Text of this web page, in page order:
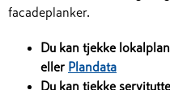
facadeplanker.
Du kan tjekke
eller Plandata
Du kan tjekke